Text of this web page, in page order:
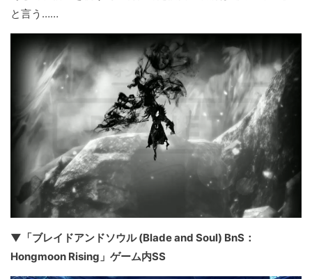
と言う……
▼「ブレイドアンドソウル (Blade and Soul) BnS：
Hongmoon Rising」ゲーム内SS